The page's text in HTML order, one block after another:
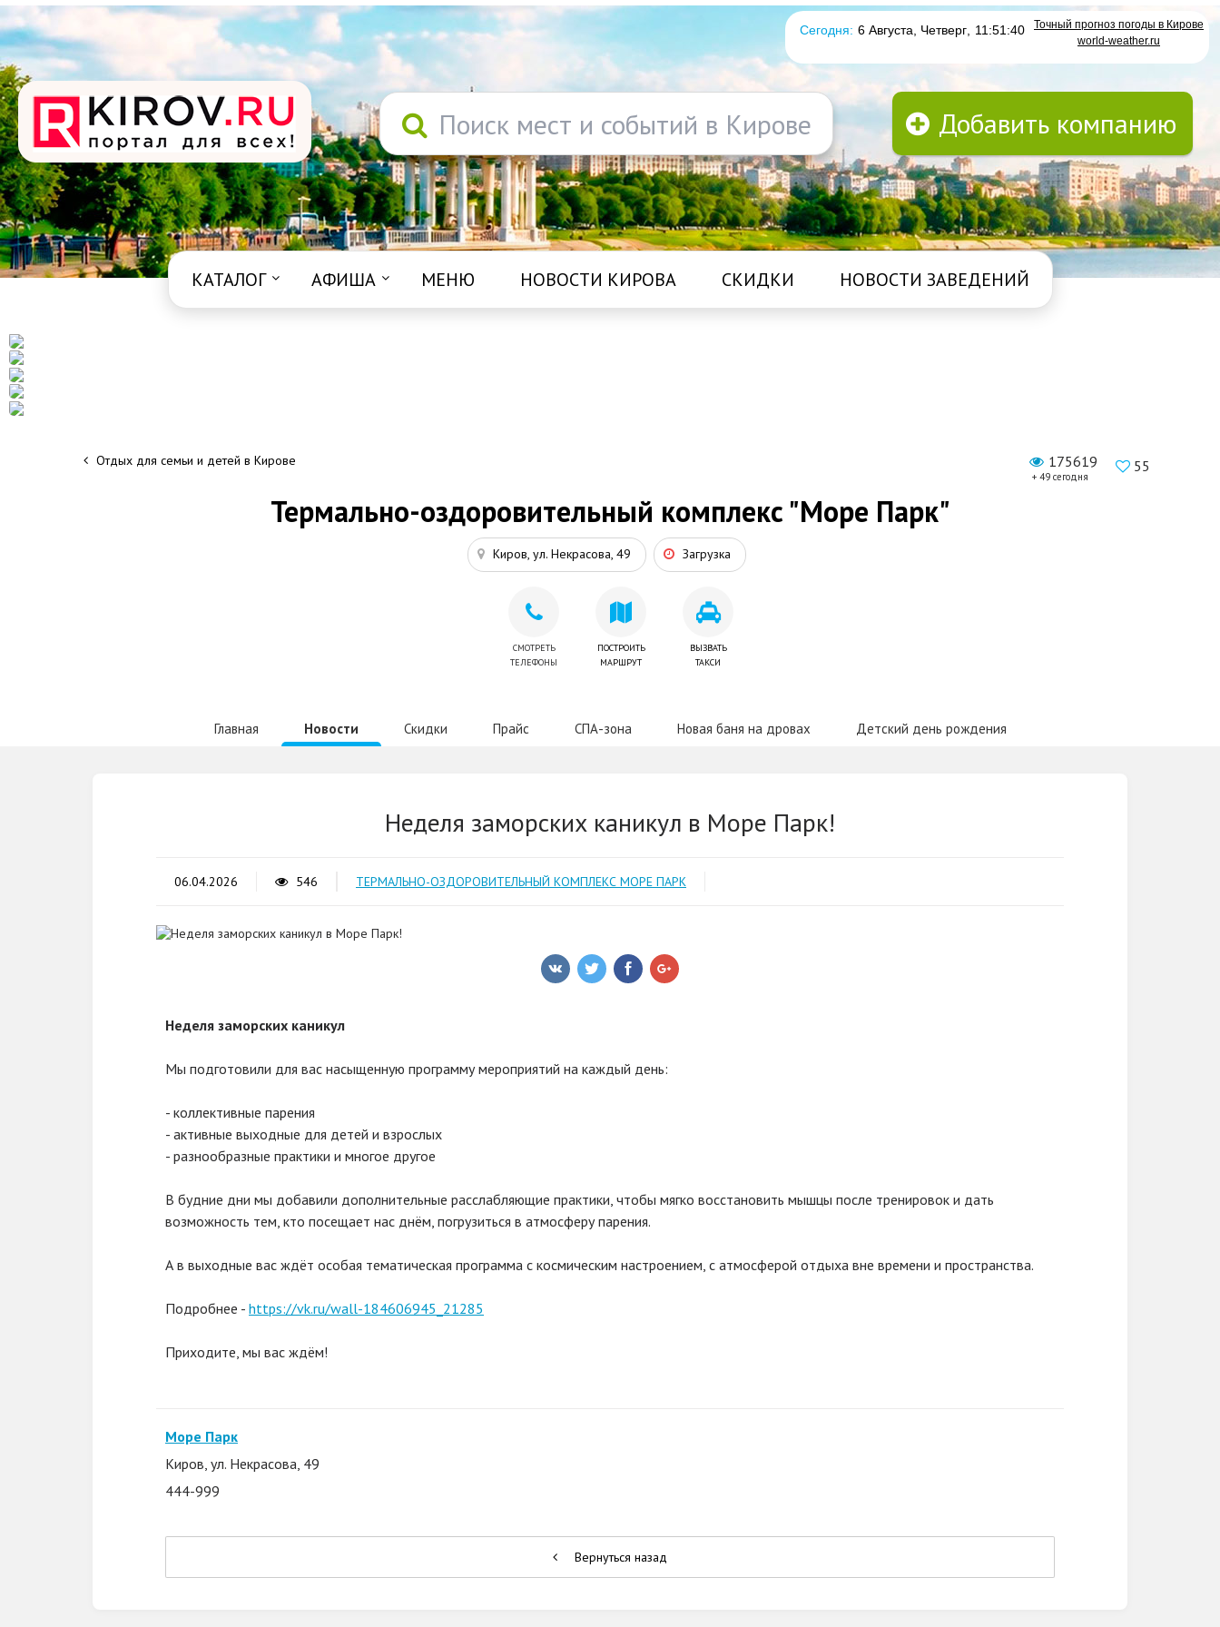
Сегодня: 6 Августа, Четверг 11:51:41
Точный прогноз погоды в Кирове
world-weather.ru
Поиск мест и событий в Кирове Добавить компанию
КАТАЛОГ АФИША МЕНЮ НОВОСТИ КИРОВА СКИДКИ НОВОСТИ ЗАВЕДЕНИЙ
Отдых для семьи и детей в Кирове 175619
+ 49 сегодня
55
Термально-оздоровительный комплекс "Море Парк"
Киров, ул. Некрасова, 49 Загрузка
СМОТРЕТЬ
ТЕЛЕФОНЫ
ПОСТРОИТЬ
МАРШРУТ
ВЫЗВАТЬ
ТАКСИ
Главная Новости Скидки Прайс СПА-зона Новая баня на дровах Детский день рождения
Неделя заморских каникул в Море Парк!
06.04.2026 546 ТЕРМАЛЬНО-ОЗДОРОВИТЕЛЬНЫЙ КОМПЛЕКС МОРЕ ПАРК
Неделя заморских каникул
Мы подготовили для вас насыщенную программу мероприятий на каждый день:
- коллективные парения
- активные выходные для детей и взрослых
- разнообразные практики и многое другое
В будние дни мы добавили дополнительные расслабляющие практики, чтобы мягко восстановить мышцы после тренировок и дать
возможность тем, кто посещает нас днём, погрузиться в атмосферу парения.
А в выходные вас ждёт особая тематическая программа с космическим настроением, с атмосферой отдыха вне времени и пространства.
Подробнее - https://vk.ru/wall-184606945_21285
Приходите, мы вас ждём!
Море Парк
Киров, ул. Некрасова, 49
444-999
Вернуться назад